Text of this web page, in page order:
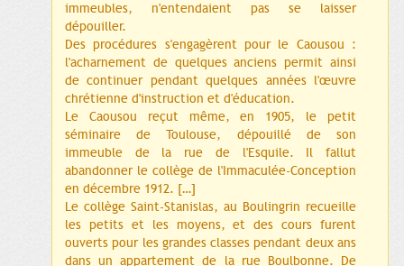
immeubles, n'entendaient pas se laisser
dépouiller.
Des procédures s'engagèrent pour le Caousou :
l'acharnement de quelques anciens permit ainsi
de continuer pendant quelques années l'œuvre
chrétienne d'instruction et d'éducation.
Le Caousou reçut même, en 1905, le petit
séminaire de Toulouse, dépouillé de son
immeuble de la rue de l'Esquile. Il fallut
abandonner le collège de l'Immaculée-Conception
en décembre 1912. […]
Le collège Saint-Stanislas, au Boulingrin recueille
les petits et les moyens, et des cours furent
ouverts pour les grandes classes pendant deux ans
dans un appartement de la rue Boulbonne. De